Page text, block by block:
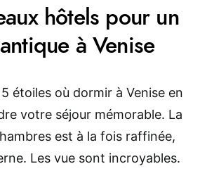
hôtels pour un
à Venise
étoiles où dormir à Venise en
votre séjour mémorable. La
est à la fois raffinée,
Les vue sont incroyables.